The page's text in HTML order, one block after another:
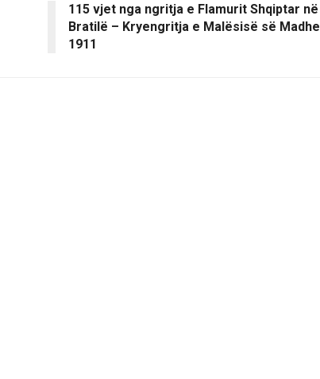
115 vjet nga ngritja e Flamurit Shqiptar në
Bratilë – Kryengritja e Malësisë së Madhe
1911